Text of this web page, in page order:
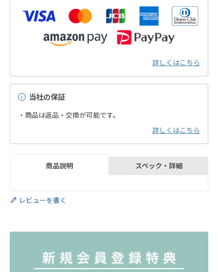
商品説明 スペック・詳細
詳しくはこちら
当社の保証
・商品は返品・交換が可能です。
詳しくはこちら
レビューを書く